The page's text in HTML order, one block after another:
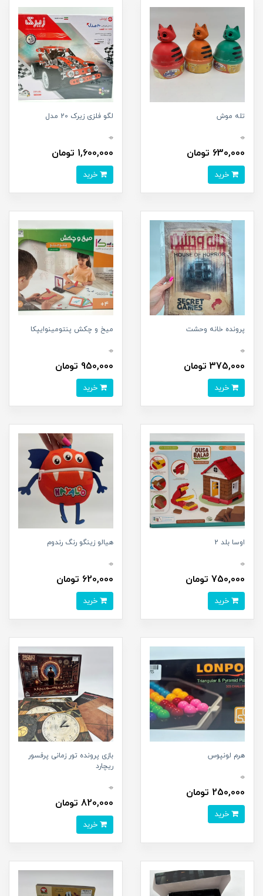
تله موش
0
630,000 تومان
لگو فلزی زیرک 20 مدل
0
1,600,000 تومان
پرونده خانه وحشت
0
375,000 تومان
میخ و چکش پنتومینوایپکا
0
950,000 تومان
اوسا بلد 2
0
750,000 تومان
هیالو زینگو رنگ رندوم
0
620,000 تومان
هرم لونپوس
0
250,000 تومان
بازی پرونده تور زمانی پرفسور
ریچارد
0
820,000 تومان